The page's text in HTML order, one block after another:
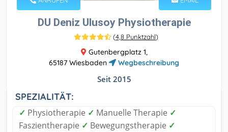
DU Deniz Ulusoy Physiotherapie
(4,8 Punktzahl)
Gutenbergplatz 1,
65187 Wiesbaden
Wegbeschreibung
Seit 2015
SPEZIALITÄT:
✓ Physiotherapie ✓ Manuelle Therapie ✓
Faszientherapie ✓ Bewegungstherapie ✓